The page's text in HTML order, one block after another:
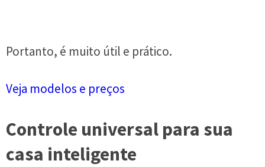
Portanto, é muito útil e prático.
Veja modelos e preços
Controle universal para sua
casa inteligente